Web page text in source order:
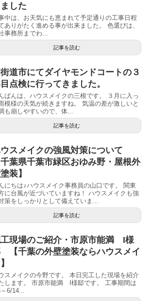
ました
中は、お天気にも恵まれて予定通りの工事日程
ありがたく進める事が出来ました。 色選びは、
事務所までわ...
記事を読む
街道市にてダイヤモンドコートの３
点検に行ってきました。
ばんは、ハウスメイクの三根です。 ３月に入っ
模様の天気が続きますね。 気温の差が激しいと
も崩しやすいので、体...
記事を読む
スメイクの強風対策について
千葉県千葉市緑区おゆみ野・屋根外
装】
にちは♪ハウスメイク事務員の山口です。 関東
に台風が近づいていますね！ ハウスメイクも強
策をしっかりとして備えていま...
記事を読む
現場のご紹介・市原市能満 I様
【千葉の外壁塗装ならハウスメイ
スメイクの今野です。 本日完工した現場を紹介
します。 市原市能満 I様邸です。 工事期間は
6/14...